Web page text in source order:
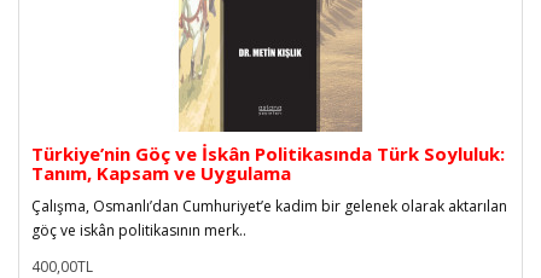
Türkiye’nin Göç ve İskân Politikasında Türk Soyluluk:
Tanım, Kapsam ve Uygulama
Çalışma, Osmanlı’dan Cumhuriyet’e kadim bir gelenek olarak aktarılan
göç ve iskân politikasının merk..
400,00TL